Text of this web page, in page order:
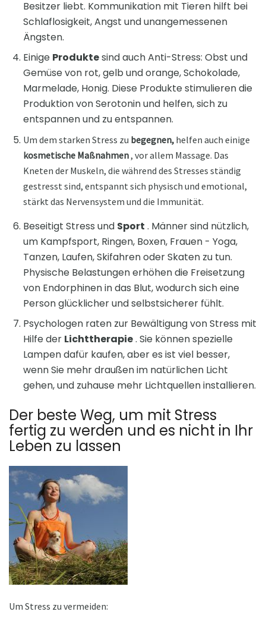
Besitzer liebt. Kommunikation mit Tieren hilft bei
Schlaflosigkeit, Angst und unangemessenen
Ängsten.
Einige Produktesind auch Anti-Stress: Obst und
Gemüse von rot, gelb und orange, Schokolade,
Marmelade, Honig. Diese Produkte stimulieren die
Produktion von Serotonin und helfen, sich zu
entspannen und zu entspannen.
Um dem starken Stress zu begegnen, helfen auch einige
kosmetische Maßnahmen, vor allem Massage. Das
Kneten der Muskeln, die während des Stresses ständig
gestresst sind, entspannt sich physisch und emotional,
stärkt das Nervensystem und die Immunität.
Beseitigt Stress und Sport . Männer sind nützlich,
um Kampfsport, Ringen, Boxen, Frauen - Yoga,
Tanzen, Laufen, Skifahren oder Skaten zu tun.
Physische Belastungen erhöhen die Freisetzung
von Endorphinen in das Blut, wodurch sich eine
Person glücklicher und selbstsicherer fühlt.
Psychologen raten zur Bewältigung von Stress mit
Hilfe der Lichttherapie. Sie können spezielle
Lampen dafür kaufen, aber es ist viel besser,
wenn Sie mehr draußen im natürlichen Licht
gehen, und zuhause mehr Lichtquellen installieren.
Der beste Weg, um mit Stress
fertig zu werden und es nicht in Ihr
Leben zu lassen
Um Stress zu vermeiden: